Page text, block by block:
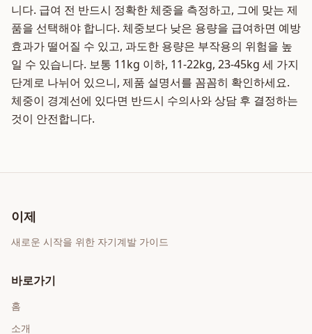
니다. 급여 전 반드시 정확한 체중을 측정하고, 그에 맞는 제
품을 선택해야 합니다. 체중보다 낮은 용량을 급여하면 예방
효과가 떨어질 수 있고, 과도한 용량은 부작용의 위험을 높
일 수 있습니다. 보통 11kg 이하, 11-22kg, 23-45kg 세 가지
단계로 나뉘어 있으니, 제품 설명서를 꼼꼼히 확인하세요.
체중이 경계선에 있다면 반드시 수의사와 상담 후 결정하는
것이 안전합니다.
이제
새로운 시작을 위한 자기계발 가이드
바로가기
홈
소개